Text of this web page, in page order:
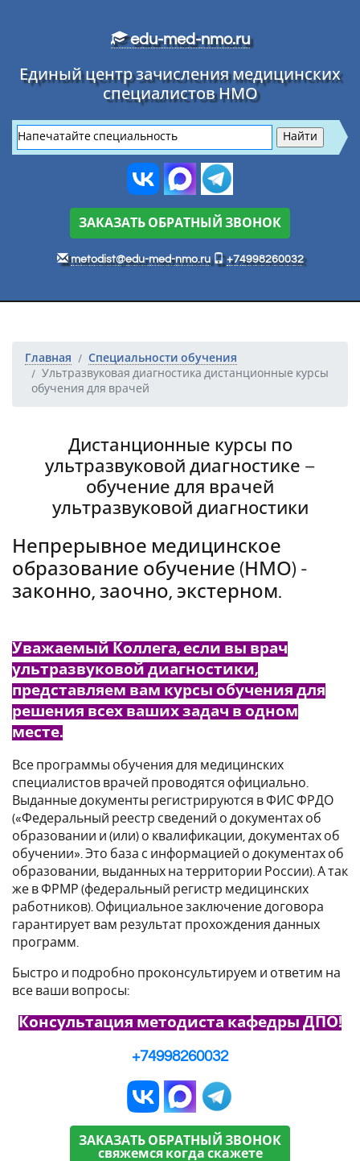
edu-med-nmo.ru
Единый центр зачисления медицинских
специалистов НМО
ЗАКАЗАТЬ ОБРАТНЫЙ ЗВОНОК
metodist@edu-med-nmo.ru +74998260032
Главная
Специальности обучения
Ультразвуковая диагностика дистанционные курсы
обучения для врачей
Дистанционные курсы по
ультразвуковой диагностике –
обучение для врачей
ультразвуковой диагностики
Непрерывное медицинское
образование обучение (НМО) -
законно, заочно, экстерном.
Уважаемый Коллега, если вы врач
ультразвуковой диагностики,
представляем вам курсы обучения для
решения всех ваших задач в одном
месте.
Все программы обучения для медицинских
специалистов врачей проводятся официально.
Выданные документы регистрируются в ФИС ФРДО
(«Федеральный реестр сведений о документах об
образовании и (или) о квалификации, документах об
обучении». Это база с информацией о документах об
образовании, выданных на территории России). А так
же в ФРМР (федеральный регистр медицинских
работников). Официальное заключение договора
гарантирует вам результат прохождения данных
программ.
Быстро и подробно проконсультируем и ответим на
все ваши вопросы:
Консультация методиста кафедры ДПО!
+74998260032
ЗАКАЗАТЬ ОБРАТНЫЙ ЗВОНОК
свяжемся когда скажете